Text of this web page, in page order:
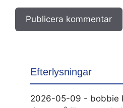
Efterlysningar
2026-05-09 - bobbie